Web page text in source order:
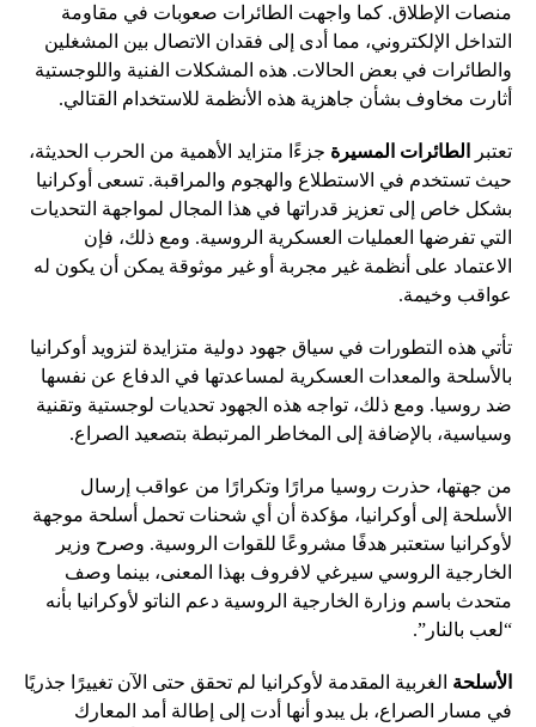
منصات الإطلاق. كما واجهت الطائرات صعوبات في مقاومة
التداخل الإلكتروني، مما أدى إلى فقدان الاتصال بين المشغلين
والطائرات في بعض الحالات. هذه المشكلات الفنية واللوجستية
أثارت مخاوف بشأن جاهزية هذه الأنظمة للاستخدام القتالي.
تعتبر الطائرات المسيرة جزءًا متزايد الأهمية من الحرب الحديثة،
حيث تستخدم في الاستطلاع والهجوم والمراقبة. تسعى أوكرانيا
بشكل خاص إلى تعزيز قدراتها في هذا المجال لمواجهة التحديات
التي تفرضها العمليات العسكرية الروسية. ومع ذلك، فإن
الاعتماد على أنظمة غير مجربة أو غير موثوقة يمكن أن يكون له
عواقب وخيمة.
تأتي هذه التطورات في سياق جهود دولية متزايدة لتزويد أوكرانيا
بالأسلحة والمعدات العسكرية لمساعدتها في الدفاع عن نفسها
ضد روسيا. ومع ذلك، تواجه هذه الجهود تحديات لوجستية وتقنية
وسياسية، بالإضافة إلى المخاطر المرتبطة بتصعيد الصراع.
من جهتها، حذرت روسيا مرارًا وتكرارًا من عواقب إرسال
الأسلحة إلى أوكرانيا، مؤكدة أن أي شحنات تحمل أسلحة موجهة
لأوكرانيا ستعتبر هدفًا مشروعًا للقوات الروسية. وصرح وزير
الخارجية الروسي سيرغي لافروف بهذا المعنى، بينما وصف
متحدث باسم وزارة الخارجية الروسية دعم الناتو لأوكرانيا بأنه
“لعب بالنار”.
الأسلحة الغربية المقدمة لأوكرانيا لم تحقق حتى الآن تغييرًا جذريًا
في مسار الصراع، بل يبدو أنها أدت إلى إطالة أمد المعارك